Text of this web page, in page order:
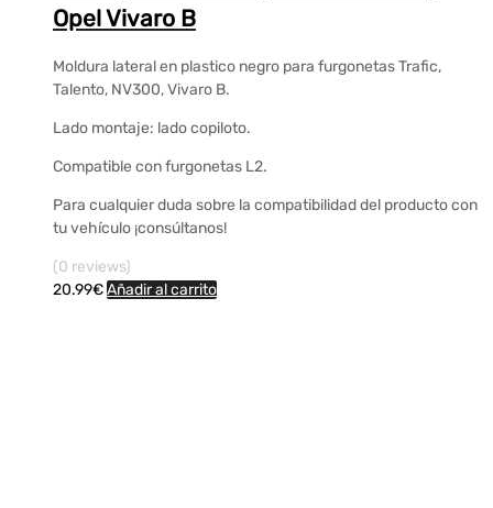
Opel Vivaro B
Moldura lateral en plastico negro para furgonetas Trafic,
Talento, NV300, Vivaro B.
Lado montaje: lado copiloto.
Compatible con furgonetas L2.
Para cualquier duda sobre la compatibilidad del producto con
tu vehículo ¡consúltanos!
(0 reviews)
20.99€Añadir al carrito